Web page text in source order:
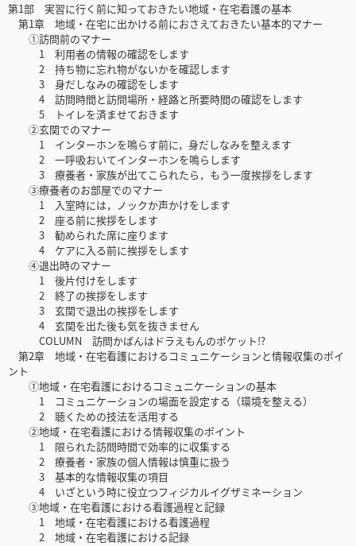
第1部 実習に行く前に知っておきたい地域・在宅看護の基本
第1章 地域・在宅に出かける前におさえておきたい基本的マナー
①訪問前のマナー
1 利用者の情報の確認をします
2 持ち物に忘れ物がないかを確認します
3 身だしなみの確認をします
4 訪問時間と訪問場所・経路と所要時間の確認をします
5 トイレを済ませておきます
②玄関でのマナー
1 インターホンを鳴らす前に，身だしなみを整えます
2 一呼吸おいてインターホンを鳴らします
3 療養者・家族が出てこられたら，もう一度挨拶をします
③療養者のお部屋でのマナー
1 入室時には，ノックか声かけをします
2 座る前に挨拶をします
3 勧められた席に座ります
4 ケアに入る前に挨拶をします
④退出時のマナー
1 後片付けをします
2 終了の挨拶をします
3 玄関で退出の挨拶をします
4 玄関を出た後も気を抜きません
COLUMN 訪問かばんはドラえもんのポケット!?
第2章 地域・在宅看護におけるコミュニケーションと情報収集のポイ
ント
①地域・在宅看護におけるコミュニケーションの基本
1 コミュニケーションの場面を設定する（環境を整える）
2 聴くための技法を活用する
②地域・在宅看護における情報収集のポイント
1 限られた訪問時間で効率的に収集する
2 療養者・家族の個人情報は慎重に扱う
3 基本的な情報収集の項目
4 いざという時に役立つフィジカルイグザミネーション
③地域・在宅看護における看護過程と記録
1 地域・在宅看護における看護過程
2 地域・在宅看護における記録